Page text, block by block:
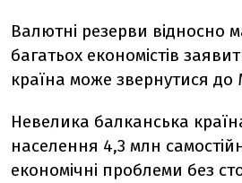
Валютні резерви відносно
багатьох економістів
країна може звернутися
Невелика балканська
населення 4,3 млн
економічні проблеми без